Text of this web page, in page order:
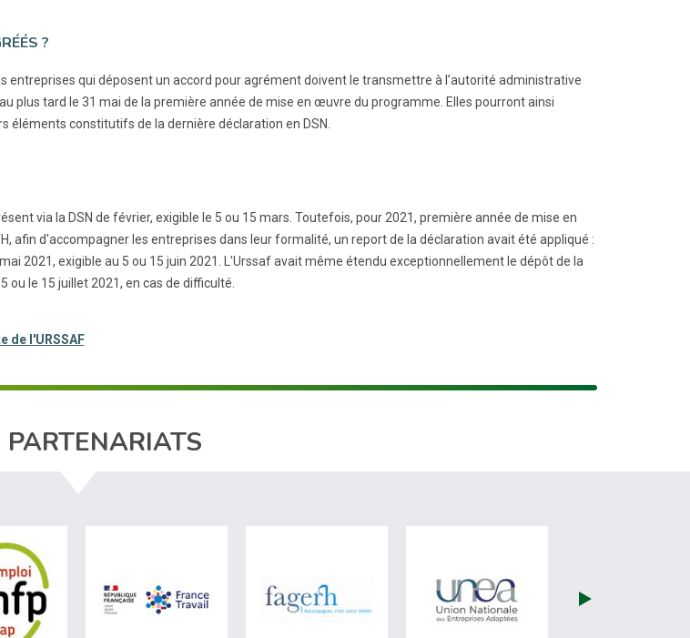
?
entreprises qui déposent un accord pour agrément doivent le transmettre à l’autorité administrative
plus tard le 31 mai de la première année de mise en œuvre du programme. Elles pourront ainsi
éléments constitutifs de la dernière déclaration en DSN.
via la DSN de février, exigible le 5 ou 15 mars. Toutefois, pour 2021, première année de mise en
afin d'accompagner les entreprises dans leur formalité, un report de la déclaration avait été appliqué :
2021, exigible au 5 ou 15 juin 2021. L'Urssaf avait même étendu exceptionnellement le dépôt de la
ou le 15 juillet 2021, en cas de difficulté.
de l'URSSAF
PARTENARIATS
(nouvelle fenêtre)
visiter les site de Fiphfp (nouvelle fenêtre)visiter les site de France Travail (nouvelle fenêtre)visiter les site de Fagerh (nouvelle fenêtre)
visiter les site de Unea